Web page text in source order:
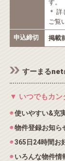
す。
＊
ご覧
申込締切 掲載
すーまるnet
▼ いつでもカン
◉使いやすい&充
◉物件登録お知ら
◉365日24時間お
◉いろんな物件情